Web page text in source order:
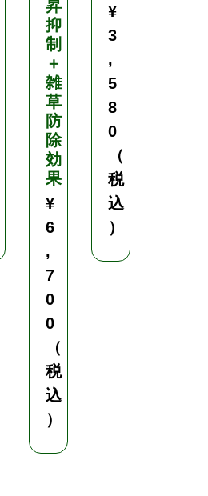
昇
抑
制
＋
雑
草
防
除
効
果
¥
6
,
7
0
0
（
税
込
）
¥
3
,
5
8
0
（
税
込
）